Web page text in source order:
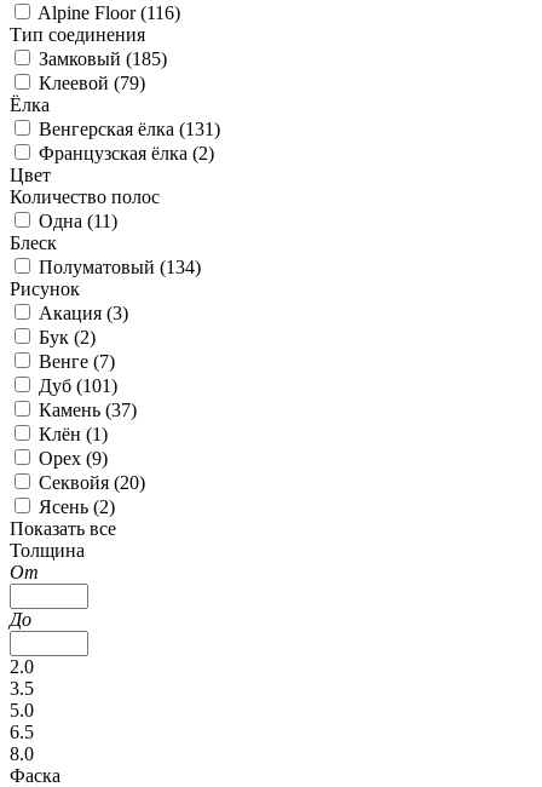
Alpine Floor (116)
Тип соединения
Замковый (185)
Клеевой (79)
Ёлка
Венгерская ёлка (131)
Французская ёлка (2)
Цвет
Количество полос
Одна (11)
Блеск
Полуматовый (134)
Рисунок
Акация (3)
Бук (2)
Венге (7)
Дуб (101)
Камень (37)
Клён (1)
Орех (9)
Секвойя (20)
Ясень (2)
Показать все
Толщина
От
До
2.0
3.5
5.0
6.5
8.0
Фаска